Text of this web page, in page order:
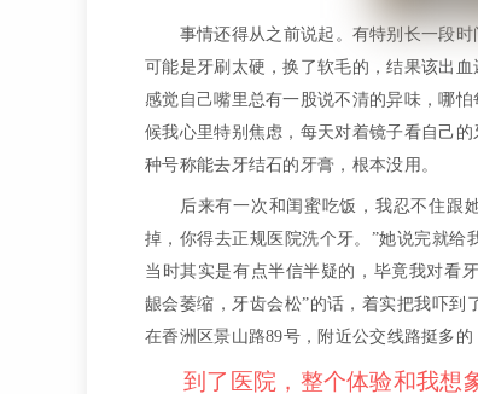
事情还得从之前说起。有特别长一段
可能是牙刷太硬，换了软毛的，结果该出
感觉自己嘴里总有一股说不清的异味，哪
候我心里特别焦虑，每天对着镜子看自己
种号称能去牙结石的牙膏，根本没用。
后来有一次和闺蜜吃饭，我忍不住跟
掉，你得去正规医院洗个牙。”她说完就
当时其实是有点半信半疑的，毕竟我对看
龈会萎缩，牙齿会松”的话，着实把我吓
在香洲区景山路89号，附近公交线路挺多的
到了医院，整个体验和我想